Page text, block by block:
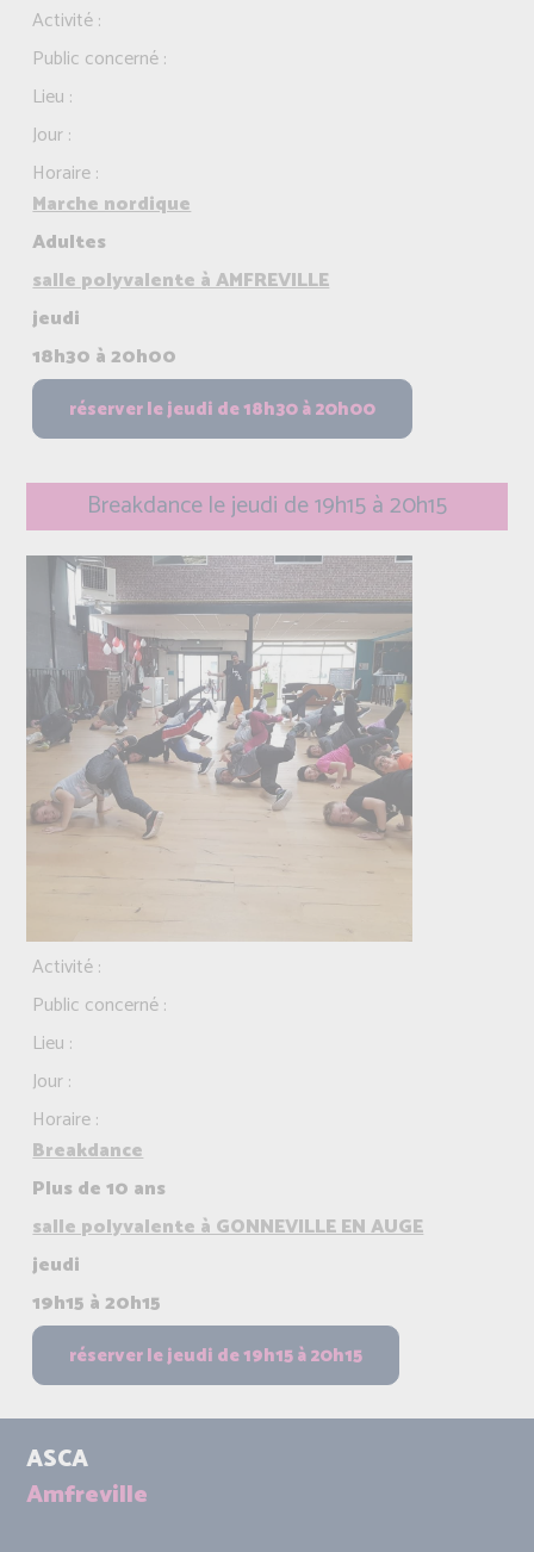
Activité :
Public concerné :
Lieu :
Jour :
Horaire :
Marche nordique
Adultes
salle polyvalente à AMFREVILLE
jeudi
18h30 à 20h00
Breakdance le jeudi de 19h15 à 20h15
Activité :
Public concerné :
Lieu :
Jour :
Horaire :
Breakdance
Plus de 10 ans
salle polyvalente à GONNEVILLE EN AUGE
jeudi
19h15 à 20h15
ASCA
Amfreville